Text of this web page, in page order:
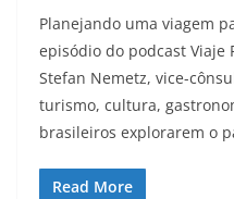
Planejando uma viagem
episódio do podcast Viaje
Stefan Nemetz, vice-
turismo, cultura,
brasileiros explorarem o
Read More